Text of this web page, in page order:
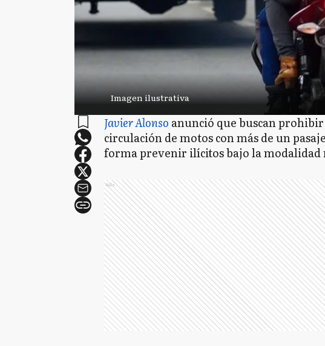
Imagen ilustrativa
Javier Alonso anunció que buscan
circulación de motos con más de un
forma prevenir ilícitos bajo la
Ads